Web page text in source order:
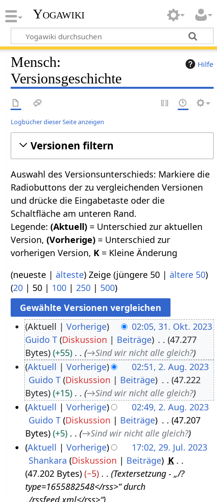
Yogawiki
Hilfe
Mensch:
Versionsgeschichte
Logbücher dieser Seite anzeigen
Versionen filtern
Auswahl des Versionsunterschieds: Markiere die
Radiobuttons der zu vergleichenden Versionen
und drücke die Eingabetaste oder die
Schaltfläche am unteren Rand.
Legende:(Aktuell) = Unterschied zur aktuellen
Version,(Vorherige) = Unterschied zur
vorherigen Version, K = Kleine Änderung
(neueste | älteste) Zeige (jüngere 50 | ältere 50)
(20 | 50 | 100 |250 | 500)
e
Aktuell Vorherige
02:05, 31. Okt. 2023
Guido T Diskussion Beiträge
47.277
Bytes
+55 →Sind wir nicht alle gleich?
A
u
Aktuell Vorherige
02:51, 2. Aug. 2023
Guido T Diskussion Beiträge
47.222
Bytes
+15 →Sind wir nicht alle gleich?
Aktuell
Vorherige
02:49, 2. Aug. 2023
Guido T Diskussion Beiträge
47.207
Bytes
+5 →Sind wir nicht alle gleich?
Aktuell Vorherige
17:02, 29. Jul. 2023
Shankara Diskussion Beiträge
K
47.202 Bytes
−5
Textersetzung - „/?
type=1655882548</rss>“ durch
„/rssfeed.xml</rss>“